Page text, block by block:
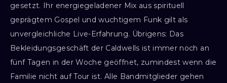
gesetzt. Ihr energiegeladener Mix aus spirituell
geprägtem Gospel und wuchtigem Funk gilt als
unvergleichliche Live-Erfahrung. Übrigens: Das
Bekleidungsgeschäft der Caldwells ist immer noch an
fünf Tagen in der Woche geöffnet, zumindest wenn die
Familie nicht auf Tour ist. Alle Bandmitglieder gehen